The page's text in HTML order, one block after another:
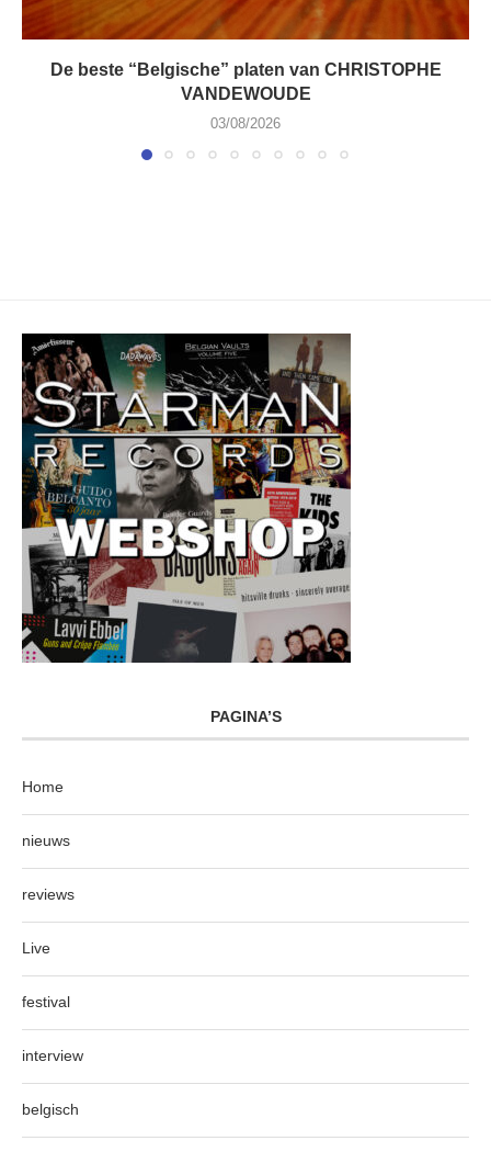
De beste “Belgische” platen van CHRISTOPHE
VANDEWOUDE
03/08/2026
PAGINA’S
Home
nieuws
reviews
Live
festival
interview
belgisch